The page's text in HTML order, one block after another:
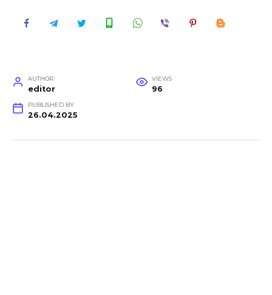
AUTHOR
editor
VIEWS
96
PUBLISHED BY
26.04.2025